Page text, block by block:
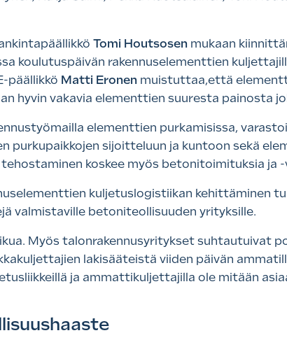
Tomi Houtsosen mukaan
koulutuspäivän rakennuselementtien
päällikkö Matti Eronen muistuttaa,että
hyvin vakavia elementtien suuresta painosta
elementtien purkamisissa,
purkupaikkojen sijoitteluun ja kuntoon sekä
koskee myös betonitoimituksia ja
kuljetuslogistiikan kehittäminen
valmistaville betoniteollisuuden yrityksille.
Myös talonrakennusyritykset suhtautuivat
lakisääteistä viiden päivän
ja ammattikuljettajilla ole mitään